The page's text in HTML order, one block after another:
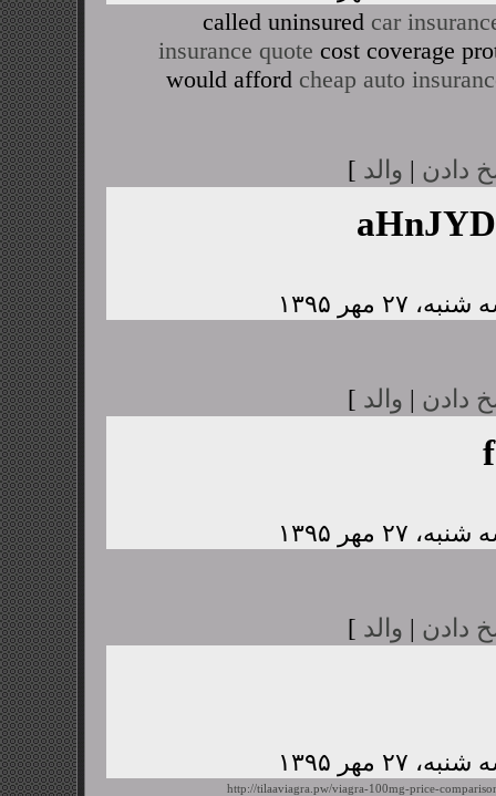
called uninsured car
insurance quote cost coverage
would afford cheap auto
دادن | والد ]
دادن | والد ]
دادن | والد ]
http://tilaaviagra.pw/viagra-100mg-price-